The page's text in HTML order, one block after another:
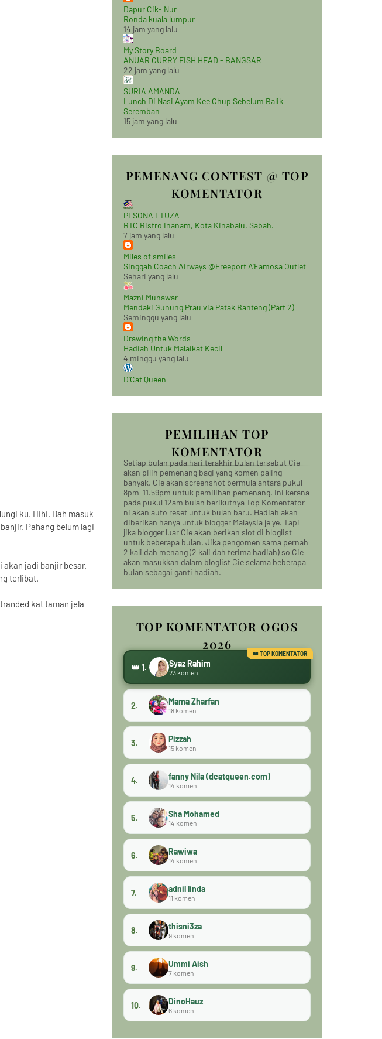
ku. Hihi. Dah masuk
Pahang belum lagi
akan jadi banjir besar.
terlibat.
kat taman jela
Dapur Cik- Nur
Ronda kuala lumpur
14 jam yang lalu
My Story Board
ANUAR CURRY FISH HEAD - BANGSAR
22 jam yang lalu
SURIA AMANDA
Lunch Di Nasi Ayam Kee Chup Sebelum Balik
Seremban
15 jam yang lalu
PEMENANG CONTEST @ TOP
KOMENTATOR
PESONA ETUZA
BTC Bistro Inanam, Kota Kinabalu, Sabah.
7 jam yang lalu
Miles of smiles
Singgah Coach Airways @Freeport A'Famosa Outlet
Sehari yang lalu
Mazni Munawar
Mendaki Gunung Prau via Patak Banteng (Part 2)
Seminggu yang lalu
Drawing the Words
Hadiah Untuk Malaikat Kecil
4 minggu yang lalu
D'Cat Queen
PEMILIHAN TOP
KOMENTATOR
Setiap bulan pada hari terakhir bulan tersebut Cie
akan pilih pemenang bagi yang komen paling
banyak. Cie akan screenshot bermula antara pukul
8pm-11.59pm untuk pemilihan pemenang. Ini kerana
pada pukul 12am bulan berikutnya Top Komentator
ni akan auto reset untuk bulan baru. Hadiah akan
diberikan hanya untuk blogger Malaysia je ye. Tapi
jika blogger luar Cie akan berikan slot di bloglist
untuk beberapa bulan. Jika pengomen sama pernah
2 kali dah menang (2 kali dah terima hadiah) so Cie
akan masukkan dalam bloglist Cie selama beberapa
bulan sebagai ganti hadiah.
TOP KOMENTATOR OGOS
2026
👑 1. Syaz Rahim
23 komen
2. Mama Zharfan
18 komen
3. Pizzah
15 komen
4. fanny Nila (dcatqueen.com)
14 komen
5. Sha Mohamed
14 komen
6. Rawiwa
14 komen
7. adnil linda
11 komen
8. thisni3za
9 komen
9. Ummi Aish
7 komen
10. DinoHauz
6 komen